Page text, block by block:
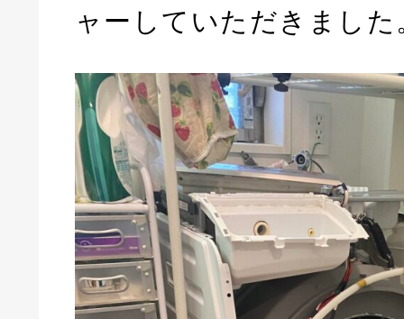
ャーしていただきました